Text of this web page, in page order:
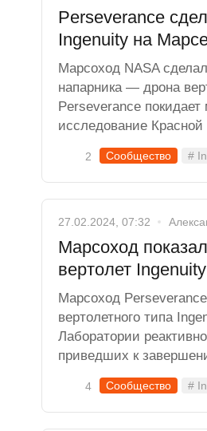
Perseverance
Ingenuity на
Марсоход NASA
напарника — дрона
Perseverance
исследование Красной
2 Сообщество #
27.02.2024, 07:32
Марсоход
вертолет Ingenuity
Марсоход
вертолетного типа
Лаборатории
приведших к
4 Сообщество #